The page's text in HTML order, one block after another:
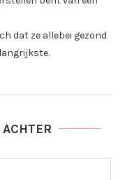
dat ze allebei gezond